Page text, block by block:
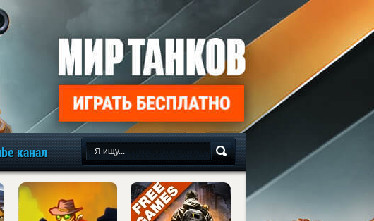
бесплатно
канал